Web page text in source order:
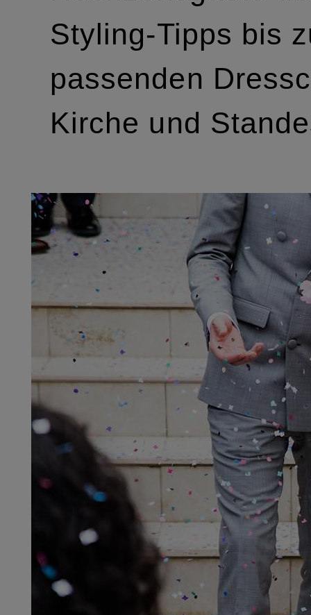
Styling-Tipps bis
passenden
Kirche und